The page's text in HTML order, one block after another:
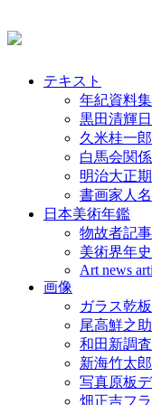
テキスト
年紀資料
黒田清輝
久米桂一
白馬会関
明治大正
書画家人
日本美術年鑑
物故者記事
美術界年史
Art news
画像
ガラス乾板
尾高鮮之
和田新調
新海竹太
写真原板
畑正吉フ